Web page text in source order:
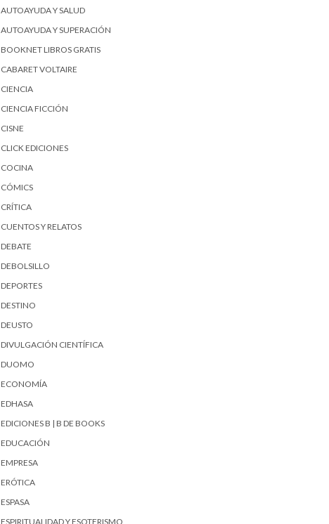
AUTOAYUDA Y SALUD
AUTOAYUDA Y SUPERACIÓN
BOOKNET LIBROS GRATIS
CABARET VOLTAIRE
CIENCIA
CIENCIA FICCIÓN
CISNE
CLICK EDICIONES
COCINA
CÓMICS
CRÍTICA
CUENTOS Y RELATOS
DEBATE
DEBOLSILLO
DEPORTES
DESTINO
DEUSTO
DIVULGACIÓN CIENTÍFICA
DUOMO
ECONOMÍA
EDHASA
EDICIONES B | B DE BOOKS
EDUCACIÓN
EMPRESA
ERÓTICA
ESPASA
ESPIRITUALIDAD Y ESOTERISMO